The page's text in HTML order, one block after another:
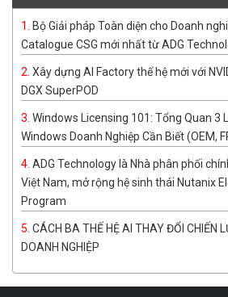
Bộ Giải pháp Toàn diện cho Doanh
Catalogue CSG mới nhất từ ADG
Xây dựng AI Factory thế hệ mới với
DGX SuperPOD
Windows Licensing 101: Tổng Quan 3
Windows Doanh Nghiệp Cần Biết (OEM,
ADG Technology là Nhà phân phối
Việt Nam, mở rộng hệ sinh thái Nutanix
Program
CÁCH BA THẾ HỆ AI THAY ĐỔI CHIẾN
DOANH NGHIỆP